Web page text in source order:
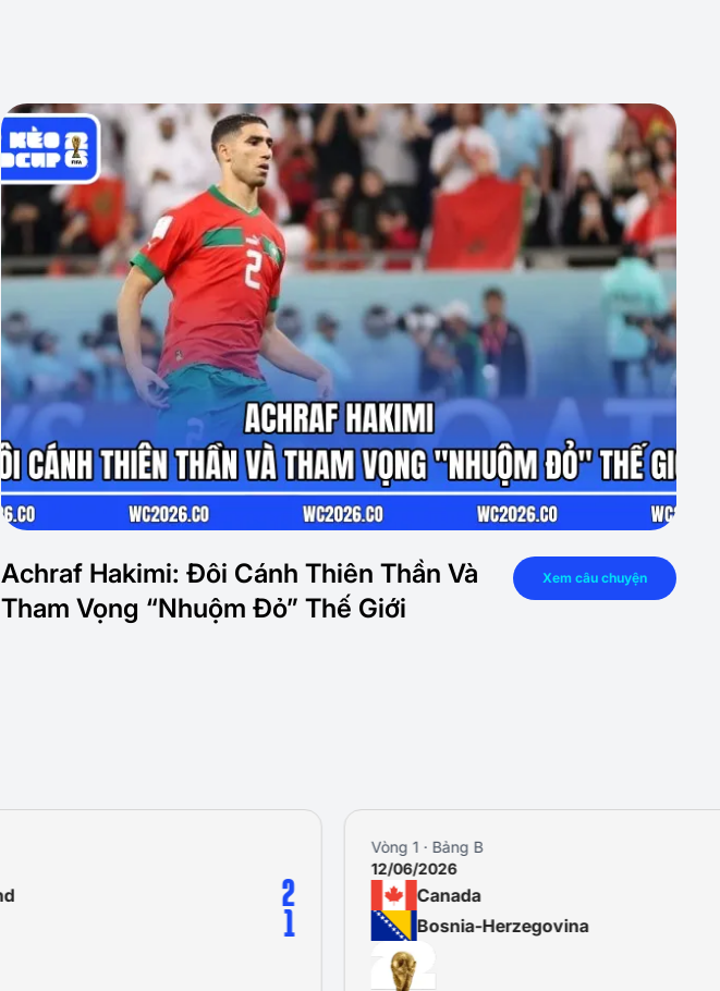
Achraf Hakimi: Đôi Cánh Thiên Thần Và
Tham Vọng “Nhuộm Đỏ” Thế Giới
Xem câu chuyện
Vòng 1 · Bảng B
12/06/2026
Canada
Bosnia-Herzegovina